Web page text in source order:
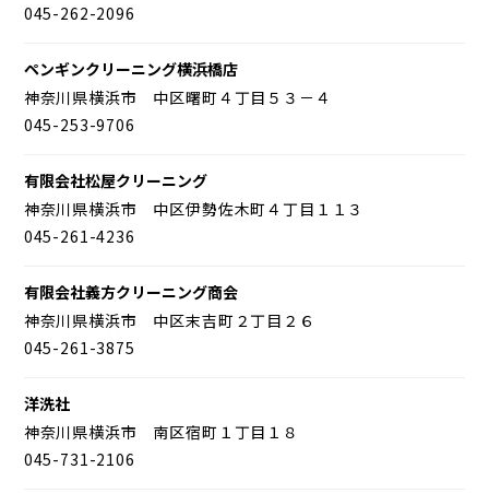
045-262-2096
ペンギンクリーニング横浜橋店
神奈川県横浜市 中区曙町４丁目５３－４
045-253-9706
有限会社松屋クリーニング
神奈川県横浜市 中区伊勢佐木町４丁目１１３
045-261-4236
有限会社義方クリーニング商会
神奈川県横浜市 中区末吉町２丁目２６
045-261-3875
洋洗社
神奈川県横浜市 南区宿町１丁目１８
045-731-2106